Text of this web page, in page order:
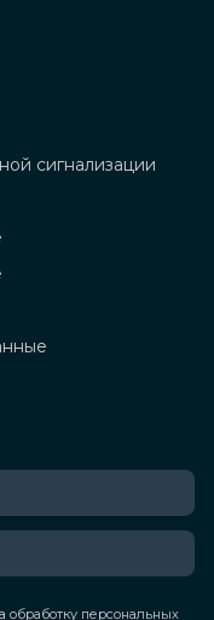
сигнализации
обработку персональных